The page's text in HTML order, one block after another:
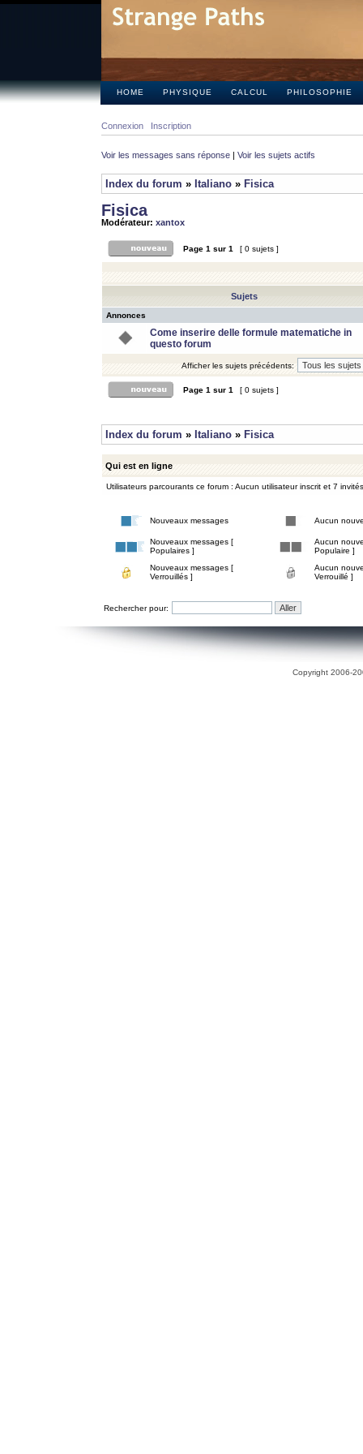
HOME PHYSIQUE CALCUL PHILOSOPHIE
Connexion Inscription
Voir les messages sans réponse | Voir les sujets actifs
Index du forum » Italiano » Fisica
Fisica
Modérateur: xantox
Page 1 sur 1 [ 0 sujets ]
Sujets
Annonces
Come inserire delle formule matematiche in
questo forum
Afficher les sujets précédents:
Page 1 sur 1 [ 0 sujets ]
Index du forum » Italiano » Fisica
Qui est en ligne
Utilisateurs parcourants ce forum : Aucun utilisateur inscrit et 7 invités
Nouveaux messages Aucun
Nouveaux messages [
Populaires ]
Aucun
Populaire ]
Nouveaux messages [
Verrouillés ]
Aucun
Verrouillé ]
Rechercher pour:
Copyright 2006-